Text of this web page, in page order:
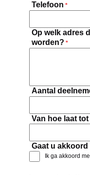
Telefoon *
Op welk adres
worden? *
Aantal
Van hoe laat
Gaat u
Ik ga akkoord